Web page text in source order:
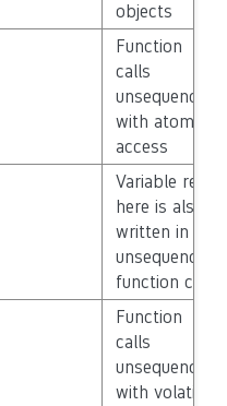
objects
Function
calls
unsequenced
with atomic
access
Variable read
here is also
written in
unsequenced
function call
Function
calls
unsequenced
with volatile